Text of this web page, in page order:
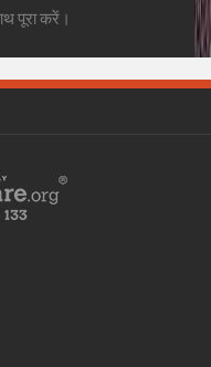
पूरा करें।